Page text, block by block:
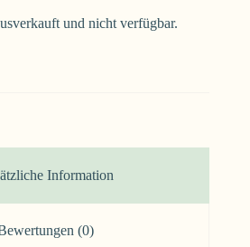
und nicht verfügbar.
Information
(0)